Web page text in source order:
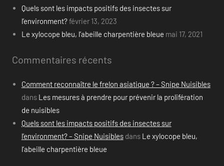
Quels sont les impacts positifs des insectes sur
l’environment?février 13, 2023
Le xylocope bleu, l’abeille charpentière bleue mai 17, 2021
Commentaires récents
Comment reconnaître le frelon asiatique ? – Snipe Nuisibles
dans Les mesures à prendre pour prévenir la prolifération
de nuisibles
Quels sont les impacts positifs des insectes sur
l’environment? – Snipe Nuisiblesdans Le xylocope bleu,
l’abeille charpentière bleue